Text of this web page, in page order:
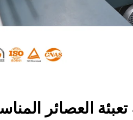
تعبئة العصائر